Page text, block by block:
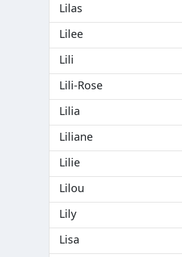
Lilas
Lilee
Lili
Lili-Rose
Lilia
Liliane
Lilie
Lilou
Lily
Lisa